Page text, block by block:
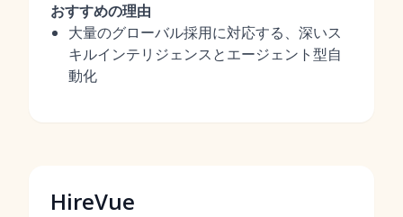
おすすめの理由
大量のグローバル採用に対応する、深いス
キルインテリジェンスとエージェント型自
動化
HireVue